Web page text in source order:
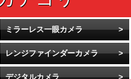
ミラーレス一眼カメラ
レンジファインダーカメラ
デジタルカメラ